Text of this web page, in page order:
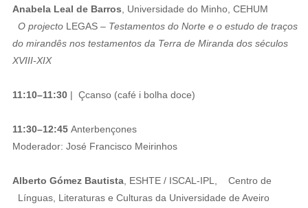
Anabela Leal de Barros , Universidade do Minho, CEHUM
O projecto LEGAS – Testamentos do Norte e o estudo de traços
do mirandês nos testamentos da Terra de Miranda dos séculos
XVIII-XIX
11:10–11:30 | Çcanso (café i bolha doce)
11:30–12:45 Anterbençones
Moderador: José Francisco Meirinhos
Alberto Gómez Bautista , ESHTE / ISCAL-IPL, Centro de
Línguas, Literaturas e Culturas da Universidade de Aveiro